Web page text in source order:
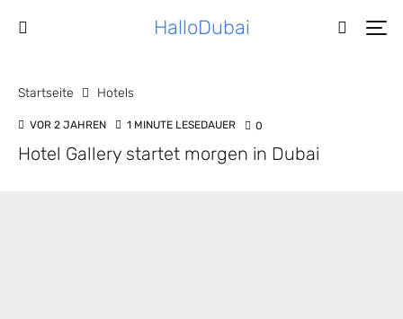
HalloDubai
Startseite Hotels
VOR 2 JAHREN 1 MINUTE LESEDAUER 0
Hotel Gallery startet morgen in Dubai